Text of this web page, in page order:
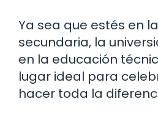
Ya sea que estés en
secundaria, la
en la educación
lugar ideal para
hacer toda la